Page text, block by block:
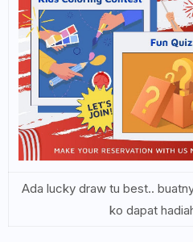
Ada lucky draw tu best..
ko dapat